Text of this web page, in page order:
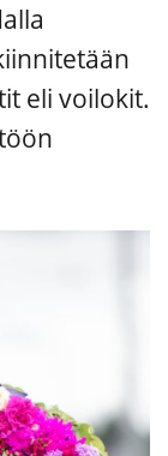
eli voilokit.